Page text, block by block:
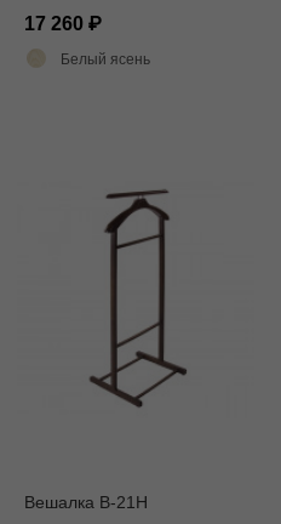
17 260
Белый ясень
Вешалка В-21Н